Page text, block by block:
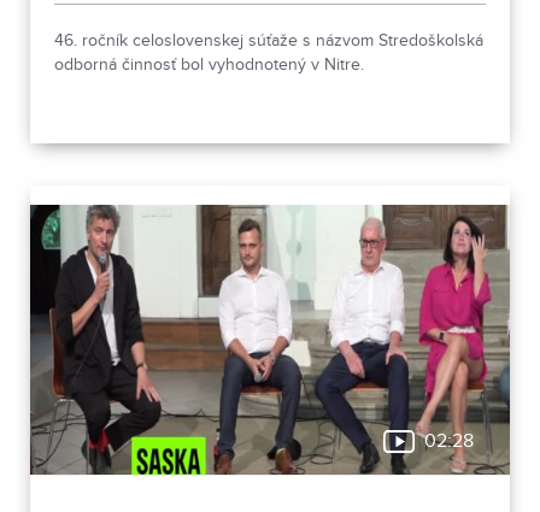
46. ročník celoslovenskej súťaže s názvom Stredoškolská
odborná činnosť bol vyhodnotený v Nitre.
02:28